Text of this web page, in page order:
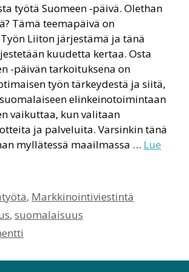
työtä Suomeen -päivä. Olethan
Tämä teemapäivä on
Liiton järjestämä ja tänä
kuudetta kertaa. Osta
-päivän tarkoituksena on
työn tärkeydestä ja siitä,
elinkeinotoimintaan
vaikuttaa, kun valitaan
ja palveluita. Varsinkin tänä
myllätessä maailmassa … Lue
, Markkinointiviestintä
,suomalaisuus